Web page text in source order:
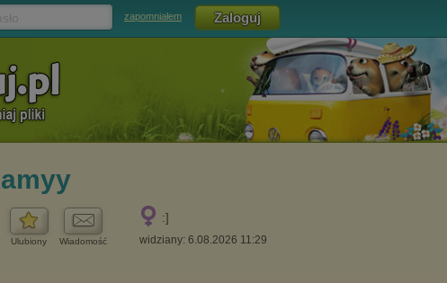
zapomniałem
Ulubiony Wiadomość
:]
widziany: 6.08.2026 11:29